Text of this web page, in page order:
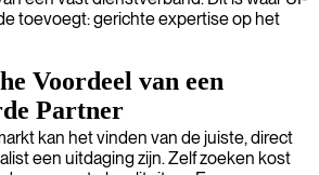
toevoegt: gerichte expertise op het
Voordeel van een
Partner
kan het vinden van de juiste, direct
een uitdaging zijn. Zelf zoeken kost